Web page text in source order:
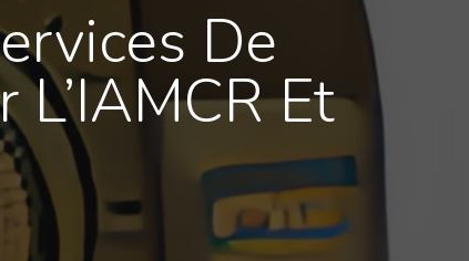
De
Et